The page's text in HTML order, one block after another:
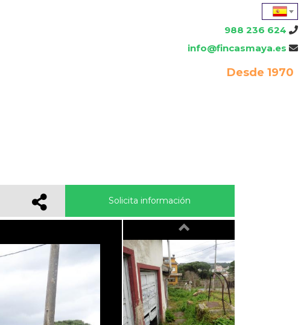
988 236 624
info@fincasmaya.es
Desde 1970
Solicita información